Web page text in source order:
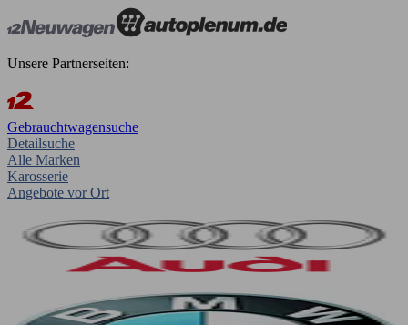
Unsere Partnerseiten:
Gebrauchtwagensuche
Detailsuche
Alle Marken
Karosserie
Angebote vor Ort